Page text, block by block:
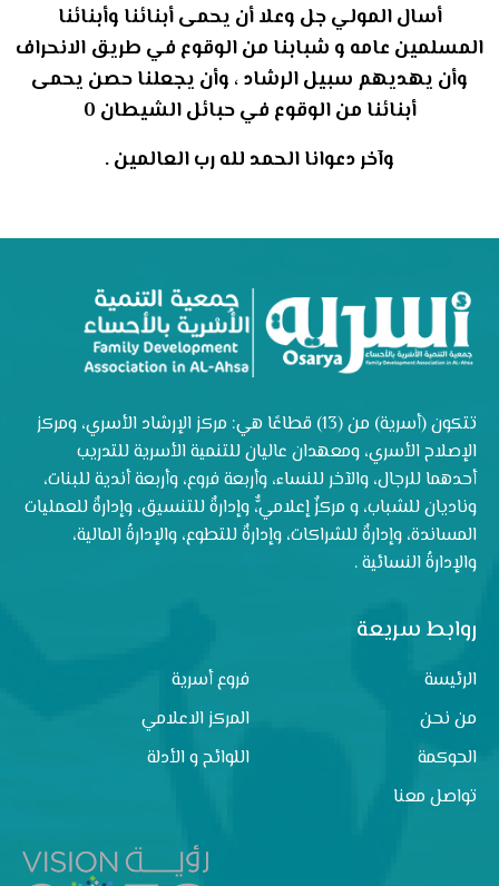
أسال المولي جل وعلا أن يحمى أبنائنا وأبنائنا
المسلمين عامه و شبابنا من الوقوع في طريق الانحراف
وأن يهديهم سبيل الرشاد ، وأن يجعلنا حصن يحمى
أبنائنا من الوقوع في حبائل الشيطان 0
وآخر دعوانا الحمد لله رب العالمين .
تتكون (أسرية) من (13) قطاعًا هي: مركز الإرشاد الأسري، ومركز
الإصلاح الأسري، ومعهدان عاليان للتنمية الأسرية للتدريب
أحدهما للرجال، والآخر للنساء، وأربعة فروع، وأربعة أندية للبنات،
وناديان للشباب، و مركزٌ إعلاميٌّ، وإدارةٌ للتنسيق، وإدارةٌ للعمليات
المساندة، وإدارةٌ للشراكات، وإدارةٌ للتطوع، والإدارةُ المالية،
والإدارةُ النسائية .
روابط سريعة
الرئيسة
فروع أسرية
من نحن
المركز الاعلامي
الحوكمة
اللوائح و الأدلة
تواصل معنا